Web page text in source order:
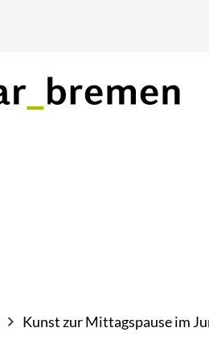
Kunst zur Mittagspause im